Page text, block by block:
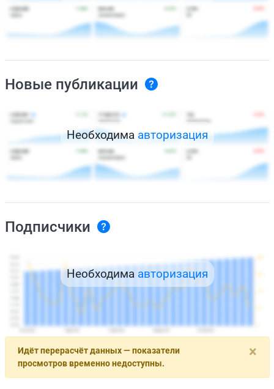
Новые публикации
Необходима авторизация
Подписчики
Необходима авторизация
×
Идёт перерасчёт данных — показатели
просмотров временно недоступны.